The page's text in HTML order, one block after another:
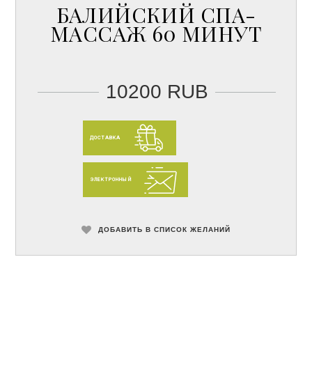
БАЛИЙСКИЙ СПА-
МАССАЖ 60 МИНУТ
10200 RUB
ДОСТАВКА
ЭЛЕКТРОННЫЙ
ДОБАВИТЬ В СПИСОК ЖЕЛАНИЙ